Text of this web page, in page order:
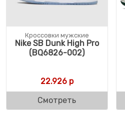
Кроссовки мужские
Nike SB Dunk High Pro
(BQ6826-002)
22.926р
Смотреть